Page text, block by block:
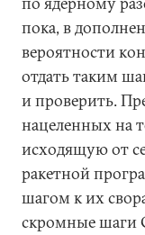
пока, в
вероятности
отдать таким
и проверить.
нацеленных на
исходящую от
ракетной
шагом к их
скромные шаги